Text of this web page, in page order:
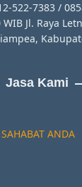
522-7383 /
Jl. Raya
Jasa Kami
ANDA